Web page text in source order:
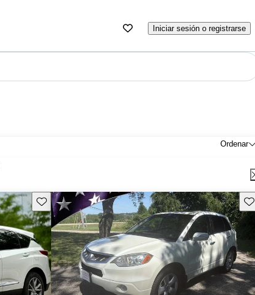
Iniciar sesión o registrarse
Ordenar
Guarda este Aviso